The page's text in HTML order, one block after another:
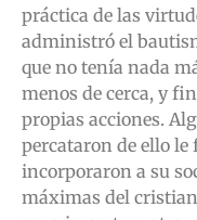
práctica de las
administró el
que no tenía nada
menos de cerca, y
propias acciones.
percataron de ello
incorporaron a su
máximas del